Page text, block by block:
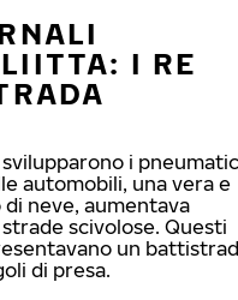
I RE
i
automobili, una vera e
neve, aumentava
scivolose. Questi
un
di presa.